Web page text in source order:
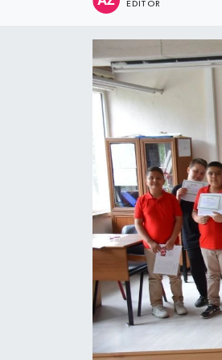
EDITÖR